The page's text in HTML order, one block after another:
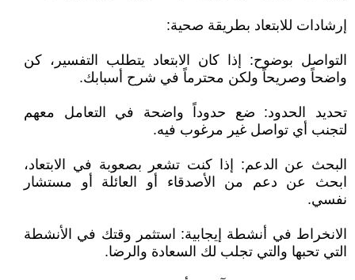
إرشادات للابتعاد بطريقة صحية:
التواصل بوضوح: إذا كان الابتعاد يتطلب التفسير، كن
واضحاً وصريحاً ولكن محترماً في شرح أسبابك.
تحديد الحدود: ضع حدوداً واضحة في التعامل معهم
لتجنب أي تواصل غير مرغوب فيه.
البحث عن الدعم: إذا كنت تشعر بصعوبة في الابتعاد،
ابحث عن دعم من الأصدقاء أو العائلة أو مستشار
نفسي.
الانخراط في أنشطة إيجابية: استثمر وقتك في الأنشطة
التي تحبها والتي تجلب لك السعادة والرضا.